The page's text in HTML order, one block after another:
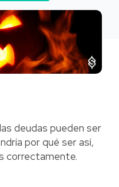
deudas pueden ser
por qué ser así,
correctamente.